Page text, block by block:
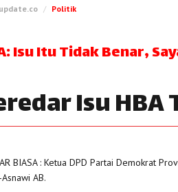
Politik
Isu Itu Tidak Benar,
Isu HBA